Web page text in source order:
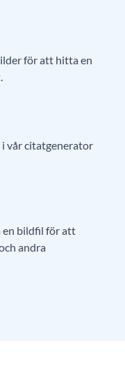
för att hitta en
vår citatgenerator
en bildfil för att
andra